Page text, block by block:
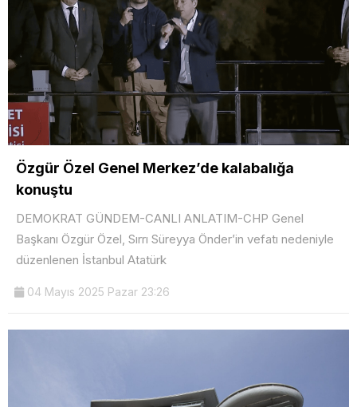
Özgür Özel Genel Merkez’de kalabalığa
konuştu
DEMOKRAT GÜNDEM-CANLI ANLATIM-CHP Genel
Başkanı Özgür Özel, Sırrı Süreyya Önder’in vefatı nedeniyle
düzenlenen İstanbul Atatürk
04 Mayıs 2025 Pazar 23:26